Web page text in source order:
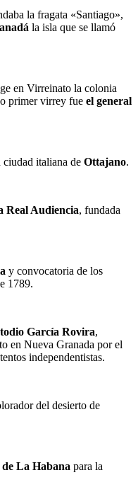
la fragata «Santiago»,
la isla que se llamó
en Virreinato la colonia
primer virrey fue el general
ciudad italiana de Ottajano.
Real Audiencia, fundada
y convocatoria de los
1789.
García Rovira,
en Nueva Granada por el
independentistas.
del desierto de
La Habana para la